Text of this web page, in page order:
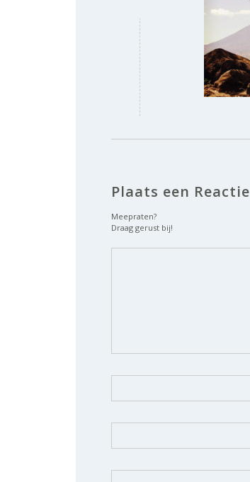
Plaats een Reactie
Meepraten?
Draag gerust bij!